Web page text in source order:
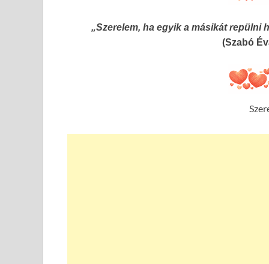
„Szerelem, ha egyik a másikát repülni
(Szabó